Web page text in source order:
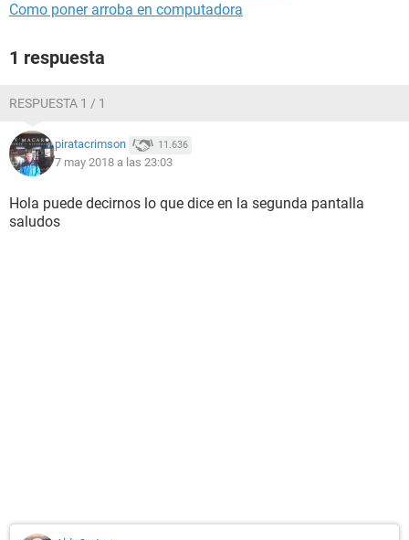
Como poner arroba en computadora
1 respuesta
RESPUESTA 1 / 1
piratacrimson 11.636
7 may 2018 a las 23:03
Hola puede decirnos lo que dice en la segunda pantalla
saludos